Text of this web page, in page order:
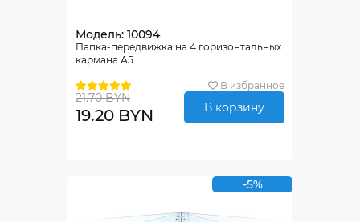
Модель: 10094
Папка-передвижка на 4 горизонтальных
кармана А5
В избранное
21.70 BYN
19.20 BYN В корзину
-5%